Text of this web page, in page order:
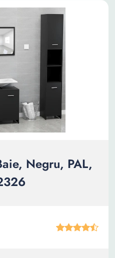
Negru, PAL,